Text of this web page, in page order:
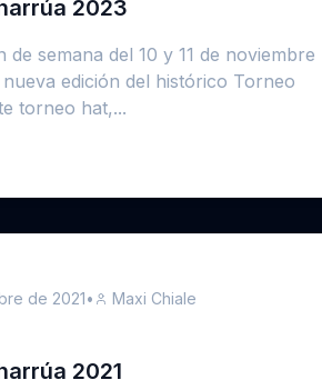
2023
de semana del 10 y 11 de noviembre
edición del histórico Torneo
torneo hat,...
de 2021• Maxi Chiale
2021